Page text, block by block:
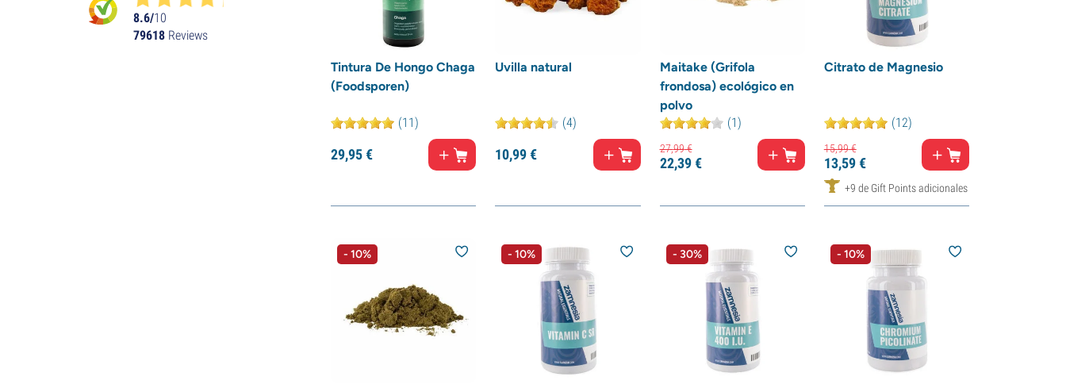
Tintura De Hongo Chaga
(Foodsporen)
(11)
29,95€
Uvilla natural
(4)
10,99€
Maitake (Grifola
frondosa) ecológico en
polvo
(1)
27,99€
22,39€
Citrato de Magnesio
(12)
15,99€
13,59€
+9 de Gift Points adicionales
- 10% - 10% - 30% - 10%
8.6/10
79618 Reviews